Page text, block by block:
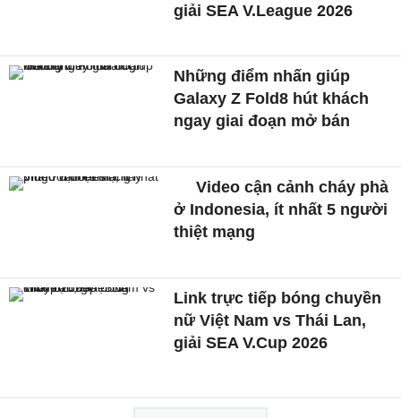
giải SEA V.League 2026
Những điểm nhấn giúp
Galaxy Z Fold8 hút khách
ngay giai đoạn mở bán
Video cận cảnh cháy phà
ở Indonesia, ít nhất 5 người
thiệt mạng
Link trực tiếp bóng chuyền
nữ Việt Nam vs Thái Lan,
giải SEA V.Cup 2026